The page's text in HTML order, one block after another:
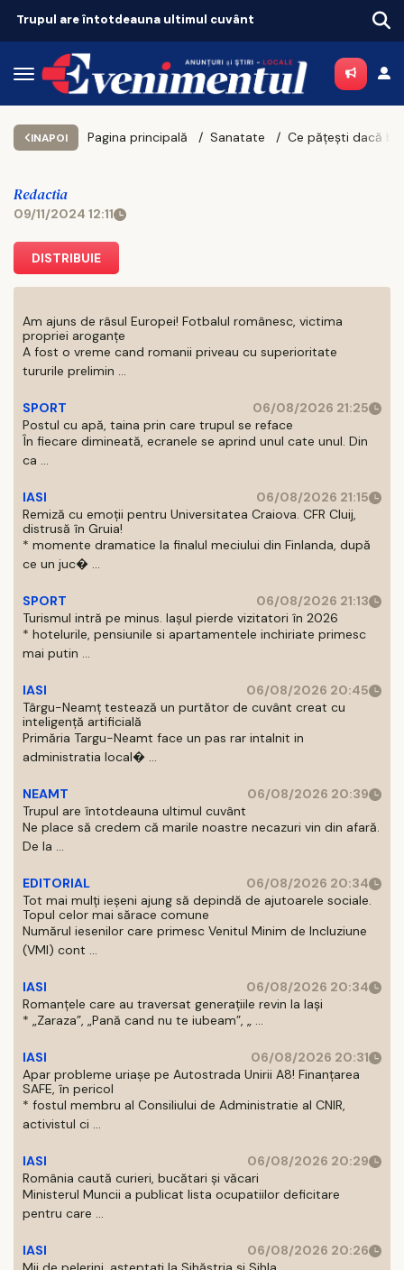
INAPOI Pagina principală Sanatate
Redactia
09/11/2024 12:11
DISTRIBUIE
Am ajuns de râsul Europei! Fotbalul românesc, victima
propriei aroganțe
A fost o vreme cand romanii priveau cu superioritate
tururile prelimin ...
SPORT
06/08/2026 21:25
Postul cu apă, taina prin care trupul se reface
În fiecare dimineată, ecranele se aprind unul cate unul. Din
ca ...
IASI
06/08/2026 21:15
Remiză cu emoții pentru Universitatea Craiova. CFR Cluij,
distrusă în Gruia!
* momente dramatice la finalul meciului din Finlanda, după
ce un juc� ...
SPORT
06/08/2026 21:13
Turismul intră pe minus. Iașul pierde vizitatori în 2026
* hotelurile, pensiunile si apartamentele inchiriate primesc
mai putin ...
IASI
06/08/2026 20:45
Târgu-Neamț testează un purtător de cuvânt creat cu
inteligență artificială
Primăria Targu-Neamt face un pas rar intalnit in
administratia local� ...
NEAMT
06/08/2026 20:39
Trupul are întotdeauna ultimul cuvânt
Ne place să credem că marile noastre necazuri vin din afară.
De la ...
EDITORIAL
06/08/2026 20:34
Tot mai mulți ieșeni ajung să depindă de ajutoarele sociale.
Topul celor mai sărace comune
Numărul iesenilor care primesc Venitul Minim de Incluziune
(VMI) cont ...
IASI
06/08/2026 20:34
Romanțele care au traversat generațiile revin la Iași
* „Zaraza”, „Pană cand nu te iubeam”, „ ...
IASI
06/08/2026 20:31
Apar probleme uriașe pe Autostrada Unirii A8! Finanțarea
SAFE, în pericol
* fostul membru al Consiliului de Administratie al CNIR,
activistul ci ...
IASI
06/08/2026 20:29
România caută curieri, bucătari și văcari
Ministerul Muncii a publicat lista ocupatiilor deficitare
pentru care ...
IASI
06/08/2026 20:26